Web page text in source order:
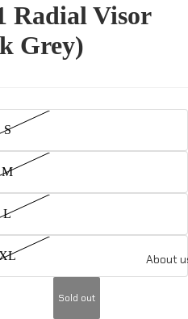
About
Radial Visor
Grey)
S
M
L
XL
Sold out